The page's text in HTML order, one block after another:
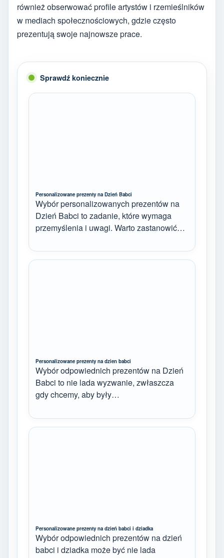
również obserwować profile artystów i rzemieślników
w mediach społecznościowych, gdzie często
prezentują swoje najnowsze prace.
Sprawdź koniecznie
Personalizowane prezenty na Dzień Babci
Wybór personalizowanych prezentów na
Dzień Babci to zadanie, które wymaga
przemyślenia i uwagi. Warto zastanowić…
Personalizowane prezenty na dzien babci
Wybór odpowiednich prezentów na Dzień
Babci to nie lada wyzwanie, zwłaszcza
gdy chcemy, aby były…
Personalizowane prezenty na dzień babci i dziadka
Wybór odpowiednich prezentów na dzień
babci i dziadka może być nie lada